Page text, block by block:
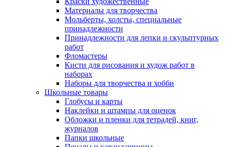
Материалы для творчества
Мольберты, холсты, специальные
принадлежности
Принадлежности для лепки и скульптурных
работ
Фломастеры
Кисти для рисования и худож работ в
наборах
Наборы для творчества и хобби
Школьные товары
Глобусы и карты
Наклейки и штампы для оценок
Обложки и пленки для тетрадей, книг,
журналов
Папки школьные